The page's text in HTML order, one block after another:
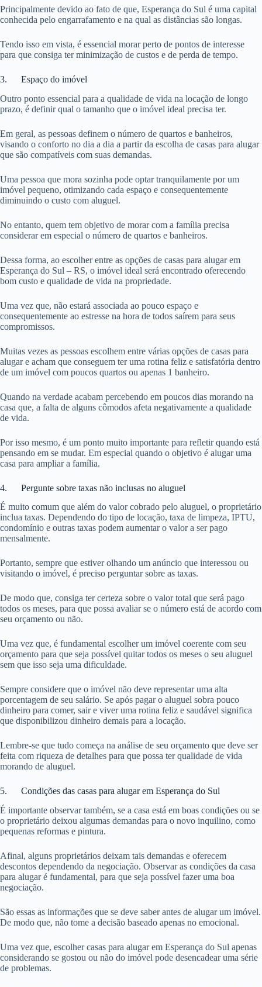
Principalmente devido ao fato de que, Esperança do Sul é uma capital
conhecida pelo engarrafamento e na qual as distâncias são longas.
Tendo isso em vista, é essencial morar perto de pontos de interesse
para que consiga ter minimização de custos e de perda de tempo.
3. Espaço do imóvel
Outro ponto essencial para a qualidade de vida na locação de longo
prazo, é definir qual o tamanho que o imóvel ideal precisa ter.
Em geral, as pessoas definem o número de quartos e banheiros,
visando o conforto no dia a dia a partir da escolha de casas para alugar
que são compatíveis com suas demandas.
Uma pessoa que mora sozinha pode optar tranquilamente por um
imóvel pequeno, otimizando cada espaço e consequentemente
diminuindo o custo com aluguel.
No entanto, quem tem objetivo de morar com a família precisa
considerar em especial o número de quartos e banheiros.
Dessa forma, ao escolher entre as opções de casas para alugar em
Esperança do Sul – RS, o imóvel ideal será encontrado oferecendo
bom custo e qualidade de vida na propriedade.
Uma vez que, não estará associada ao pouco espaço e
consequentemente ao estresse na hora de todos saírem para seus
compromissos.
Muitas vezes as pessoas escolhem entre várias opções de casas para
alugar e acham que conseguem ter uma rotina feliz e satisfatória dentro
de um imóvel com poucos quartos ou apenas 1 banheiro.
Quando na verdade acabam percebendo em poucos dias morando na
casa que, a falta de alguns cômodos afeta negativamente a qualidade
de vida.
Por isso mesmo, é um ponto muito importante para refletir quando está
pensando em se mudar. Em especial quando o objetivo é alugar uma
casa para ampliar a família.
4. Pergunte sobre taxas não inclusas no aluguel
É muito comum que além do valor cobrado pelo aluguel, o proprietário
inclua taxas. Dependendo do tipo de locação, taxa de limpeza, IPTU,
condomínio e outras taxas podem aumentar o valor a ser pago
mensalmente.
Portanto, sempre que estiver olhando um anúncio que interessou ou
visitando o imóvel, é preciso perguntar sobre as taxas.
De modo que, consiga ter certeza sobre o valor total que será pago
todos os meses, para que possa avaliar se o número está de acordo com
seu orçamento ou não.
Uma vez que, é fundamental escolher um imóvel coerente com seu
orçamento para que seja possível quitar todos os meses o seu aluguel
sem que isso seja uma dificuldade.
Sempre considere que o imóvel não deve representar uma alta
porcentagem de seu salário. Se após pagar o aluguel sobra pouco
dinheiro para comer, sair e viver uma rotina feliz e saudável significa
que disponibilizou dinheiro demais para a locação.
Lembre-se que tudo começa na análise de seu orçamento que deve ser
feita com riqueza de detalhes para que possa ter qualidade de vida
morando de aluguel.
5. Condições das casas para alugar em Esperança do Sul
É importante observar também, se a casa está em boas condições ou se
o proprietário deixou algumas demandas para o novo inquilino, como
pequenas reformas e pintura.
Afinal, alguns proprietários deixam tais demandas e oferecem
descontos dependendo da negociação. Observar as condições da casa
para alugar é fundamental, para que seja possível fazer uma boa
negociação.
São essas as informações que se deve saber antes de alugar um imóvel.
De modo que, não tome a decisão baseado apenas no emocional.
Uma vez que, escolher casas para alugar em Esperança do Sul apenas
considerando se gostou ou não do imóvel pode desencadear uma série
de problemas.